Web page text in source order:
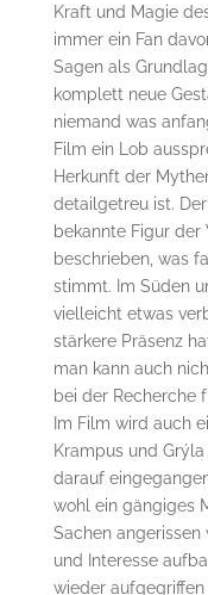
Kraft und Magie
immer ein Fan
Sagen als
komplett neue
niemand was
Film ein Lob
Herkunft der
detailgetreu ist.
bekannte Figur der
beschrieben, was
stimmt. Im Süden
vielleicht etwas
stärkere Präsenz
man kann auch
bei der Recherche
Im Film wird auch
Krampus und
darauf
wohl ein gängiges
Sachen
und Interesse
wieder